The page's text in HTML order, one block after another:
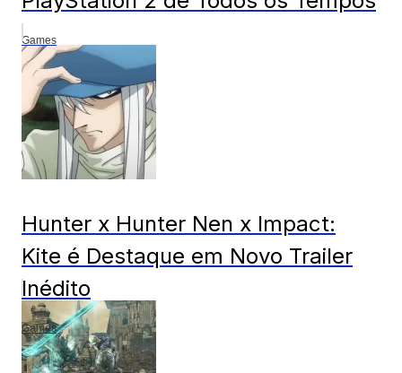
Games
Hunter x Hunter Nen x Impact:
Kite é Destaque em Novo Trailer
Inédito
Games